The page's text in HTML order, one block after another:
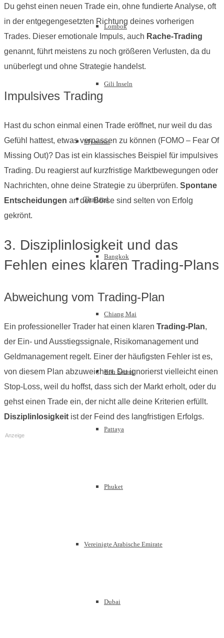
Lombok
Gili Inseln
Myanmar
Thailand
Bangkok
Chiang Mai
Koh Samui
Pattaya
Phuket
Vereinigte Arabische Emirate
Dubai
Du gehst einen neuen Trade ein, ohne fundierte Analyse, oft
in der entgegengesetzten Richtung deines vorherigen
Trades. Dieser emotionale Impuls, auch Rache-Trading
genannt, führt meistens zu noch größeren Verlusten, da du
unüberlegt und ohne Strategie handelst.
Impulsives Trading
Hast du schon einmal einen Trade eröffnet, nur weil du das
Gefühl hattest, etwas verpassen zu können (FOMO – Fear Of
Missing Out)? Das ist ein klassisches Beispiel für impulsives
Trading. Du reagierst auf kurzfristige Marktbewegungen oder
Nachrichten, ohne deine Strategie zu überprüfen. Spontane
Entscheidungen an der Börse sind selten von Erfolg
gekrönt.
3. Disziplinlosigkeit und das
Fehlen eines klaren Trading-Plans
Abweichung vom Trading-Plan
Ein professioneller Trader hat einen klaren Trading-Plan,
der Ein- und Ausstiegssignale, Risikomanagement und
Geldmanagement regelt. Einer der häufigsten Fehler ist es,
von diesem Plan abzuweichen. Du ignorierst vielleicht einen
Stop-Loss, weil du hoffst, dass sich der Markt erholt, oder du
gehst einen Trade ein, der nicht alle deine Kriterien erfüllt.
Disziplinlosigkeit ist der Feind des langfristigen Erfolgs.
Anzeige